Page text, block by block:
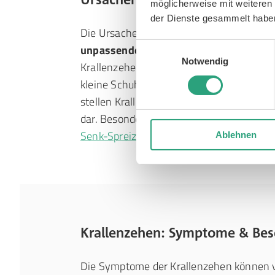
möglicherweise mit
der Dienste gesammelt
Einwilligungsauswahl
Notwendig
Ablehnen
Die Ursache der Krallenzehen besteht in
unpassendem Schuhwerk
Krallenzehen erworben werden, vor allem
kleine Schuhe, die den Zehen nicht
stellen Krallenzehen auch oft die
dar. Besonders häufige Ursache für
Senk-Spreizfuß
Hallux valgus
Krallenzehen: Symptome &
Die Symptome der Krallenzehen können